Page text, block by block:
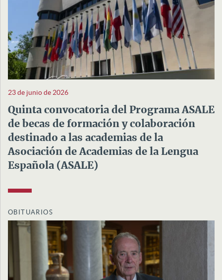
23 de junio de 2026
Quinta convocatoria del Programa ASALE
de becas de formación y colaboración
destinado a las academias de la
Asociación de Academias de la Lengua
Española (ASALE)
OBITUARIOS